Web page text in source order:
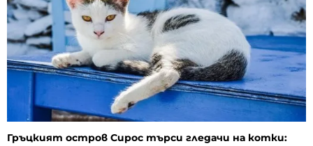
Гръцкият остров Сирос търси гледачи на котки: